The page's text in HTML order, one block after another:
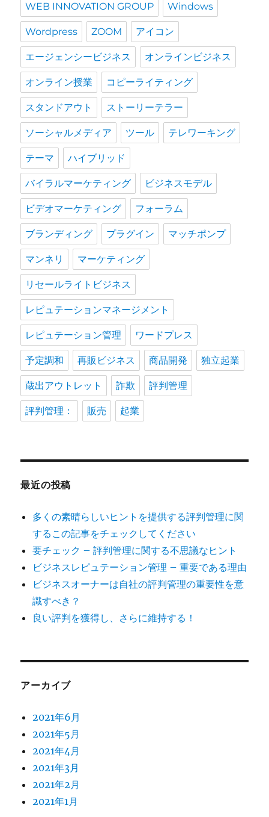
WEB INNOVATION GROUP Windows
Wordpress ZOOM アイコン
エージェンシービジネス オンラインビジネス
オンライン授業 コピーライティング
スタンドアウト ストーリーテラー
ソーシャルメディア ツール テレワーキング
テーマ ハイブリッド
バイラルマーケティング ビジネスモデル
ビデオマーケティング フォーラム
ブランディング プラグイン マッチポンプ
マンネリ マーケティング
リセールライトビジネス
レピュテーションマネージメント
レピュテーション管理 ワードプレス
予定調和 再販ビジネス 商品開発 独立起業
蔵出アウトレット 詐欺 評判管理
評判管理： 販売 起業
最近の投稿
多くの素晴らしいヒントを提供する評判管理に関
するこの記事をチェックしてください
要チェック – 評判管理に関する不思議なヒント
ビジネスレピュテーション管理 – 重要である理由
ビジネスオーナーは自社の評判管理の重要性を意
識すべき？
良い評判を獲得し、さらに維持する！
アーカイブ
2021年6月
2021年5月
2021年4月
2021年3月
2021年2月
2021年1月